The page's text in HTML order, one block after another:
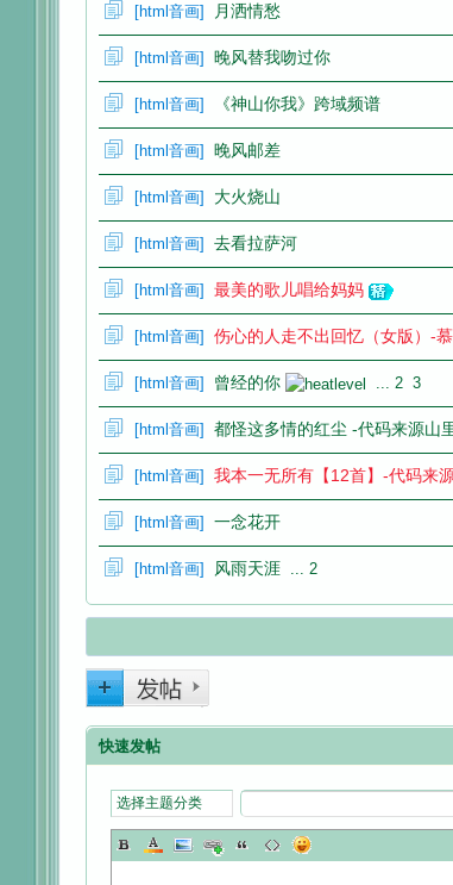
[html音画] 月洒情愁
[html音画] 晚风替我吻过你
[html音画] 《神山你我》跨域频谱
[html音画] 晚风邮差
[html音画] 大火烧山
[html音画] 去看拉萨河
[html音画] 最美的歌儿唱给妈妈
[html音画] 伤心的人走不出回忆（女版）-
[html音画] 曾经的你 ... 2 3
[html音画] 都怪这多情的红尘 -代码来源山
[html音画] 我本一无所有【12首】-代码来
[html音画] 一念花开
[html音画] 风雨天涯 ... 2
快速发帖
选择主题分类